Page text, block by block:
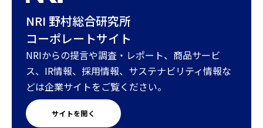
NRI 野村総合研究所
コーポレートサイト
NRIからの提言や調査・レポート、商品サービ
ス、IR情報、採用情報、サステナビリティ情報な
どは企業サイトをご覧ください。
サイトを開く